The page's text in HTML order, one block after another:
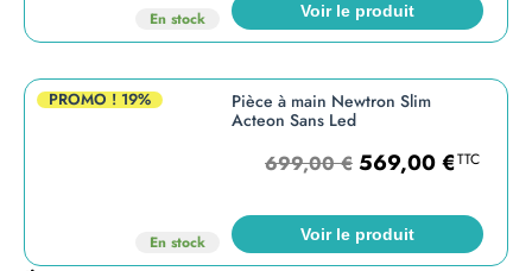
En stock Voir le produit
PROMO !19%
En stock
Pièce à main Newtron Slim
Acteon Sans Led
699,00€ 569,00€TTC
Voir le produit